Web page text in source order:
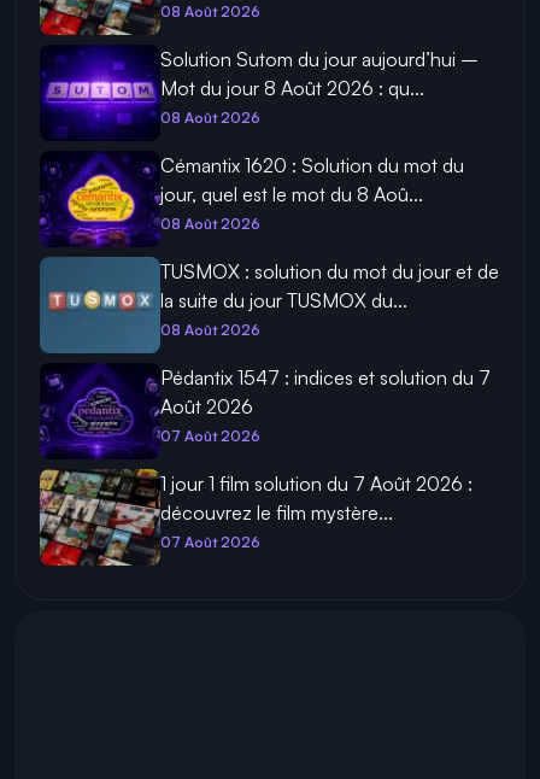
08 Août 2026
Solution Sutom du jour aujourd’hui –
Mot du jour 8 Août 2026 : qu...
08 Août 2026
Cémantix 1620 : Solution du mot du
jour, quel est le mot du 8 Aoû...
08 Août 2026
TUSMOX : solution du mot du jour et de
la suite du jour TUSMOX du...
08 Août 2026
Pédantix 1547 : indices et solution du 7
Août 2026
07 Août 2026
1 jour 1 film solution du 7 Août 2026 :
découvrez le film mystère...
07 Août 2026